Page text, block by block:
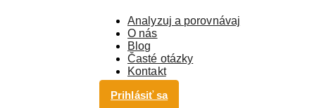
Analyzuj a porovnávaj
O nás
Blog
Časté otázky
Kontakt
Prihlásiť sa